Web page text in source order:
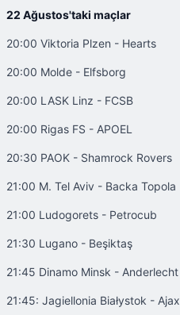
22 Ağustos'taki maçlar
20:00 Viktoria Plzen - Hearts
20:00 Molde - Elfsborg
20:00 LASK Linz - FCSB
20:00 Rigas FS - APOEL
20:30 PAOK - Shamrock Rovers
21:00 M. Tel Aviv - Backa Topola
21:00 Ludogorets - Petrocub
21:30 Lugano - Beşiktaş
21:45 Dinamo Minsk - Anderlecht
21:45: Jagiellonia Białystok - Ajax